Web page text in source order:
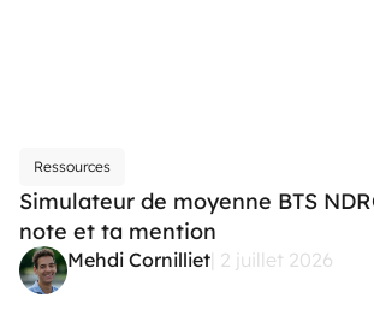
Ressources
Simulateur de moyenne BTS
note et ta mention
Mehdi Cornilliet| 2 juillet 2026